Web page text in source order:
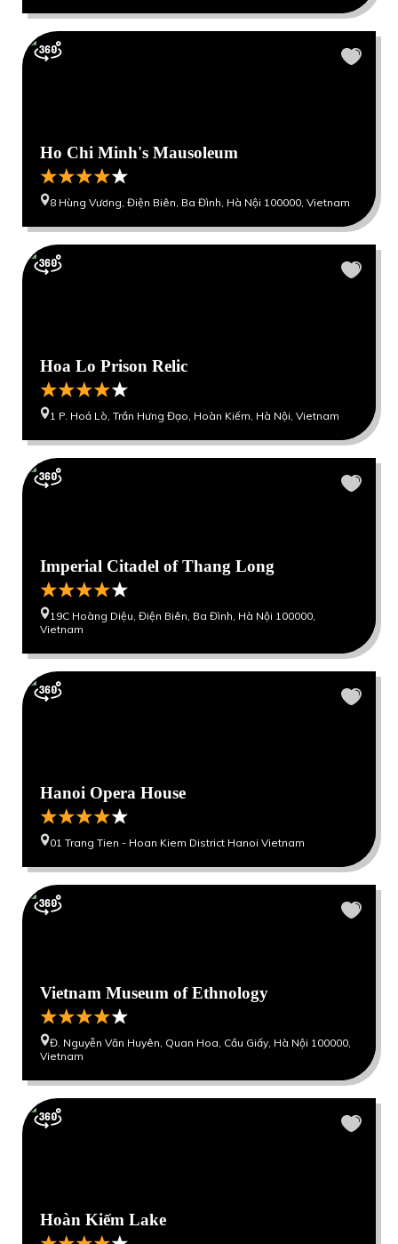
Ho Chi Minh's Mausoleum
8 Hùng Vương, Điện Biên, Ba Đình, Hà Nội 100000, Vietnam
Hoa Lo Prison Relic
1 P. Hoả Lò, Trần Hưng Đạo, Hoàn Kiếm, Hà Nội, Vietnam
Imperial Citadel of Thang Long
19C Hoàng Diệu, Điện Biên, Ba Đình, Hà Nội 100000,
Vietnam
Hanoi Opera House
01 Trang Tien - Hoan Kiem District Hanoi Vietnam
Vietnam Museum of Ethnology
Đ. Nguyễn Văn Huyên, Quan Hoa, Cầu Giấy, Hà Nội 100000,
Vietnam
Hoàn Kiếm Lake